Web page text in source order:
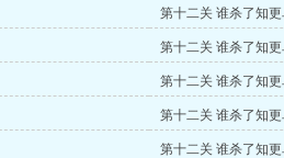
第十二关 谁杀了知
第十二关 谁杀了知
第十二关 谁杀了知
第十二关 谁杀了知
第十二关 谁杀了知